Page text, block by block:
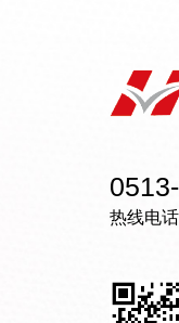
热线电话